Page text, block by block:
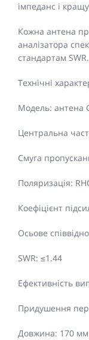
імпеданс і
Кожна антена
аналізатора
стандартам SWR.
Технічні
Модель: антена
Центральна
Смуга
Поляризація:
Коефіцієнт
Осьове
SWR: ≤1.44
Ефективність
Придушення
Довжина: 170 мм